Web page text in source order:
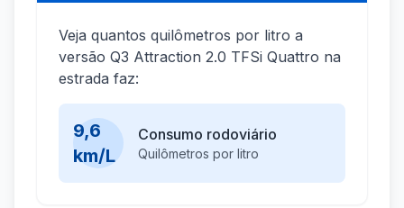
Veja quantos quilômetros por litro a
versão Q3 Attraction 2.0 TFSi Quattro na
estrada faz:
9,6
km/L
Consumo rodoviário
Quilômetros por litro